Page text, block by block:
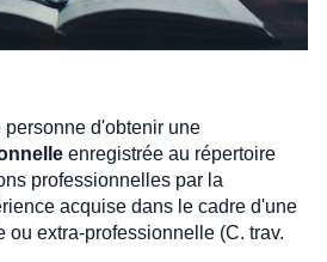
personne d'obtenir une
enregistrée au répertoire
professionnelles par la
acquise dans le cadre d'une
ou extra-professionnelle (C. trav.